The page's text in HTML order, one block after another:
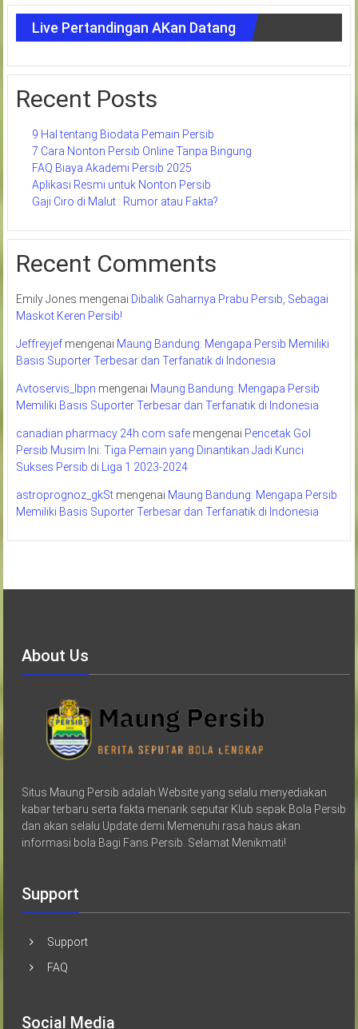
Live Pertandingan AKan Datang
Recent Posts
9 Hal tentang Biodata Pemain Persib
7 Cara Nonton Persib Online Tanpa Bingung
FAQ Biaya Akademi Persib 2025
Aplikasi Resmi untuk Nonton Persib
Gaji Ciro di Malut : Rumor atau Fakta?
Recent Comments
Emily Jones mengenai Dibalik Gaharnya Prabu Persib, Sebagai
Maskot Keren Persib!
Jeffreyjefmengenai Maung Bandung: Mengapa Persib Memiliki
Basis Suporter Terbesar dan Terfanatik di Indonesia
Avtoservis_lbpn mengenai Maung Bandung: Mengapa Persib
Memiliki Basis Suporter Terbesar dan Terfanatik di Indonesia
canadian pharmacy 24h com safemengenai Pencetak Gol
Persib Musim Ini: Tiga Pemain yang Dinantikan Jadi Kunci
Sukses Persib di Liga 1 2023-2024
astroprognoz_gkStmengenai Maung Bandung: Mengapa Persib
Memiliki Basis Suporter Terbesar dan Terfanatik di Indonesia
About Us
Situs Maung Persib adalah Website yang selalu menyediakan
kabar terbaru serta fakta menarik seputar Klub sepak Bola Persib
dan akan selalu Update demi Memenuhi rasa haus akan
informasi bola Bagi Fans Persib. Selamat Menikmati!
Support
Support
FAQ
Social Media